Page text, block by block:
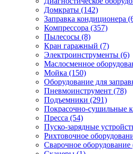
Домкраты (142)
Заправка кондиционера
Компрессора (357)
Пылесосы (8)
Кран гаражный (7)
Электроинструменты (6)
Маслосменное
Мойка (150)
Оборудование для
Пневмоинструмент (78)
Подъемники (291)
Покрасочно-сушильные
Пресса (54)
Пуско-зарядные
Рихтовочное
Сварочное оборудование